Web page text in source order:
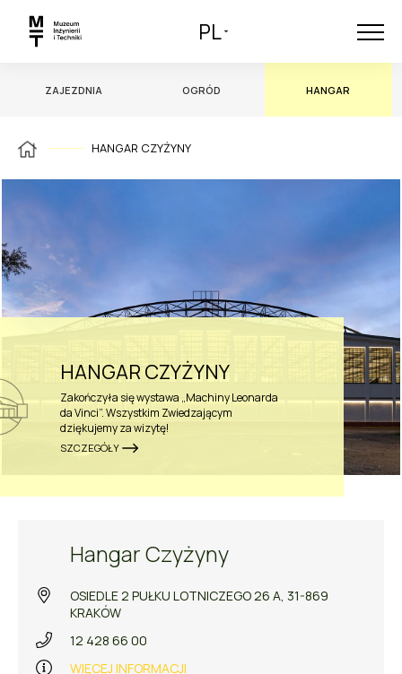
PL
ZAJEZDNIA OGRÓD HANGAR
HANGAR CZYŻYNY
HANGAR CZYŻYNY
Zakończyła się wystawa „Machiny Leonarda
da Vinci”. Wszystkim Zwiedzającym
dziękujemy za wizytę!
SZCZEGÓŁY
Hangar Czyżyny
OSIEDLE 2 PUŁKU LOTNICZEGO 26 A, 31-869
KRAKÓW
12 428 66 00
WIĘCEJ INFORMACJI